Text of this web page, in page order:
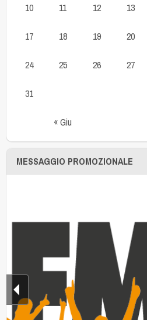
« Giu
10 11 12 13
17 18 19 20
24 25 26 27
31
MESSAGGIO PROMOZIONALE